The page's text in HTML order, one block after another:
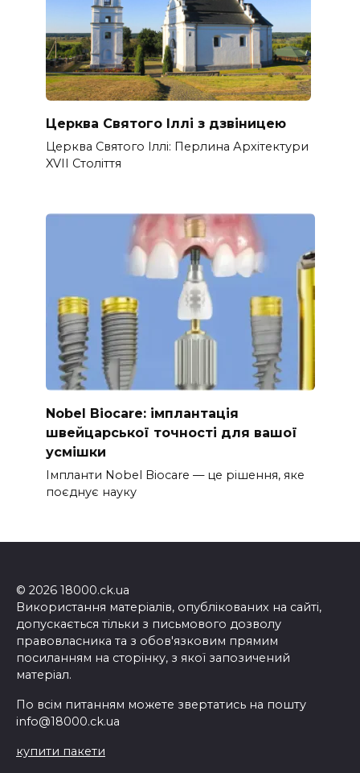
Церква Святого Іллі з дзвіницею
Церква Святого Іллі: Перлина Архітектури
XVII Століття
Nobel Biocare: імплантація
швейцарської точності для вашої
усмішки
Імпланти Nobel Biocare — це рішення, яке
поєднує науку
© 2026 18000.ck.ua
Використання матеріалів, опублікованих на сайті,
допускається тільки з письмового дозволу
правовласника та з обов'язковим прямим
посиланням на сторінку, з якої запозичений
матеріал.
По всім питанням можете звертатись на пошту
info@18000.ck.ua
купити пакети